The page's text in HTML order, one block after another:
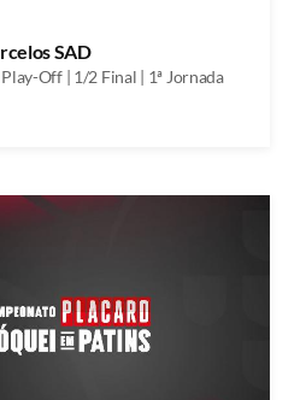
SAD
Off | 1/2 Final | 1ª Jornada